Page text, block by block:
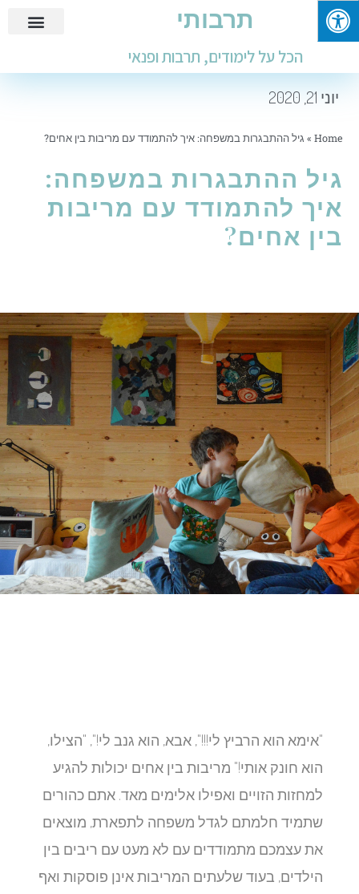
תרבותי
הכל על לימודים, תרבות ופנאי
יוני 21, 2020
Home
»גיל ההתבגרות במשפחה: איך להתמודד עם מריבות בין אחים?
גיל ההתבגרות במשפחה:
איך להתמודד עם מריבות
בין אחים?
"אימא הוא הרביץ לי!!!", אבא, הוא גנב לי!", "הצילו,
הוא חונק אותי!" מריבות בין אחים יכולות להגיע
למחזות הזויים ואפילו אלימים מאד. אתם כהורים
שתמיד חלמתם לגדל משפחה לתפארת, מוצאים
את עצמכם מתמודדים עם לא מעט עם ריבים בין
הילדים, בעוד שלעתים המריבות אינן פוסקות ואף